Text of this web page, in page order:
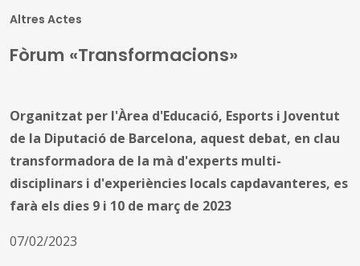
Altres Actes
Fòrum «Transformacions»
Organitzat per l'Àrea d'Educació, Esports i Joventut
de la Diputació de Barcelona, aquest debat, en clau
transformadora de la mà d'experts multi-
disciplinars i d'experiències locals capdavanteres, es
farà els dies 9 i 10 de març de 2023
07/02/2023